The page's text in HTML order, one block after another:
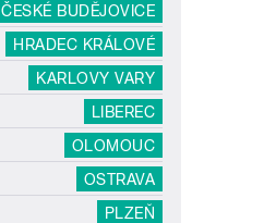
ČESKÉ BUDĚJOVICE
HRADEC KRÁLOVÉ
KARLOVY VARY
LIBEREC
OLOMOUC
OSTRAVA
PLZEŇ